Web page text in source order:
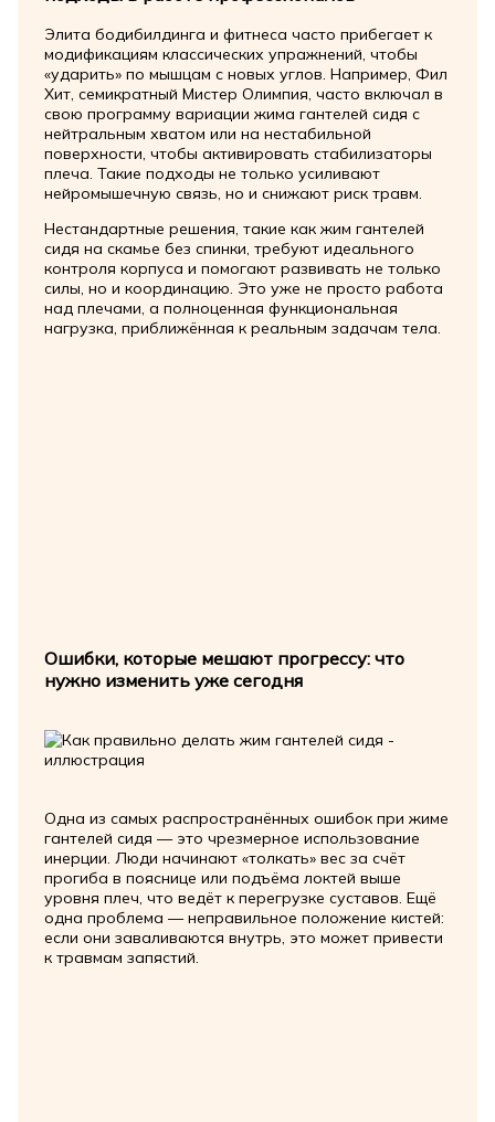
Элита бодибилдинга и фитнеса часто прибегает к
модификациям классических упражнений, чтобы
«ударить» по мышцам с новых углов. Например, Фил
Хит, семикратный Мистер Олимпия, часто включал в
свою программу вариации жима гантелей сидя с
нейтральным хватом или на нестабильной
поверхности, чтобы активировать стабилизаторы
плеча. Такие подходы не только усиливают
нейромышечную связь, но и снижают риск травм.
Нестандартные решения, такие как жим гантелей
сидя на скамье без спинки, требуют идеального
контроля корпуса и помогают развивать не только
силы, но и координацию. Это уже не просто работа
над плечами, а полноценная функциональная
нагрузка, приближённая к реальным задачам тела.
Ошибки, которые мешают прогрессу: что
нужно изменить уже сегодня
Одна из самых распространённых ошибок при жиме
гантелей сидя — это чрезмерное использование
инерции. Люди начинают «толкать» вес за счёт
прогиба в пояснице или подъёма локтей выше
уровня плеч, что ведёт к перегрузке суставов. Ещё
одна проблема — неправильное положение кистей:
если они заваливаются внутрь, это может привести
к травмам запястий.